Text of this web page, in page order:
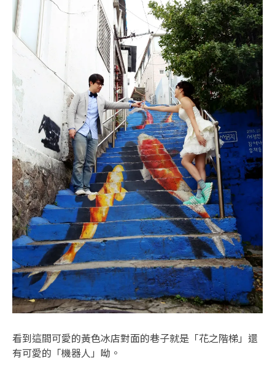
看到這間可愛的黃色冰店對面的巷子就是「花之階梯」還
有可愛的「機器人」呦。